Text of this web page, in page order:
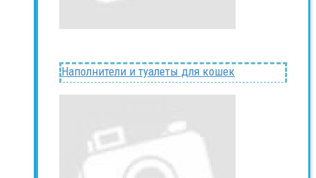
Наполнители и туалеты для кошек